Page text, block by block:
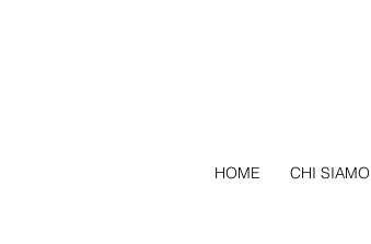
HOME CHI SIAMO